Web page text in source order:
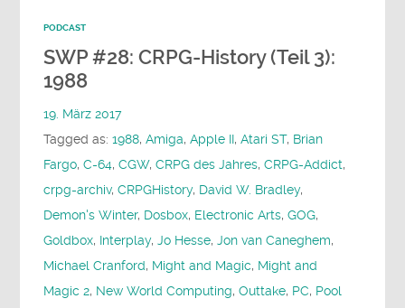
PODCAST
SWP #28: CRPG-History (Teil 3):
1988
19. März 2017
Tagged as:1988,Amiga,Apple II,Atari ST, Brian
Fargo,C-64,CGW,CRPG des Jahres,CRPG-Addict,
crpg-archiv,CRPGHistory, David W. Bradley,
Demon's Winter, Dosbox, Electronic Arts,GOG,
Goldbox, Interplay,Jo Hesse,Jon van Caneghem,
Michael Cranford, Might and Magic, Might and
Magic 2, New World Computing,Outtake, PC, Pool